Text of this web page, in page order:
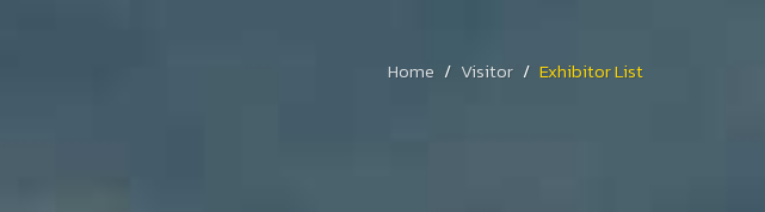
Home Visitor Exhibitor List